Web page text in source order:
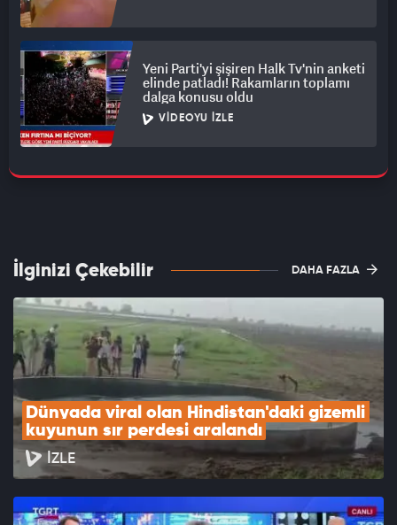
Yeni Parti'yi şişiren Halk Tv'nin anketi
elinde patladı! Rakamların toplamı
dalga konusu oldu
VIDEOYU İZLE
İlginizi Çekebilir DAHA FAZLA
Dünyada viral olan Hindistan'daki gizemli
kuyunun sır perdesi aralandı
İZLE